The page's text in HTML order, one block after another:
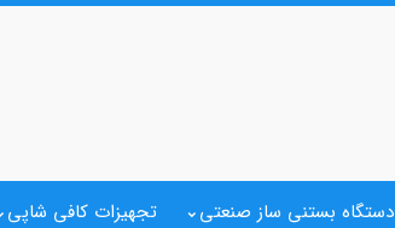
دستگاه بستنی ساز صنعتی تجهیزات کافی شاپی